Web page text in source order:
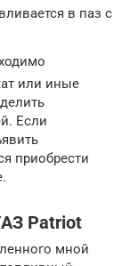
в паз с
или иные
Если
приобрести
Patriot
мной